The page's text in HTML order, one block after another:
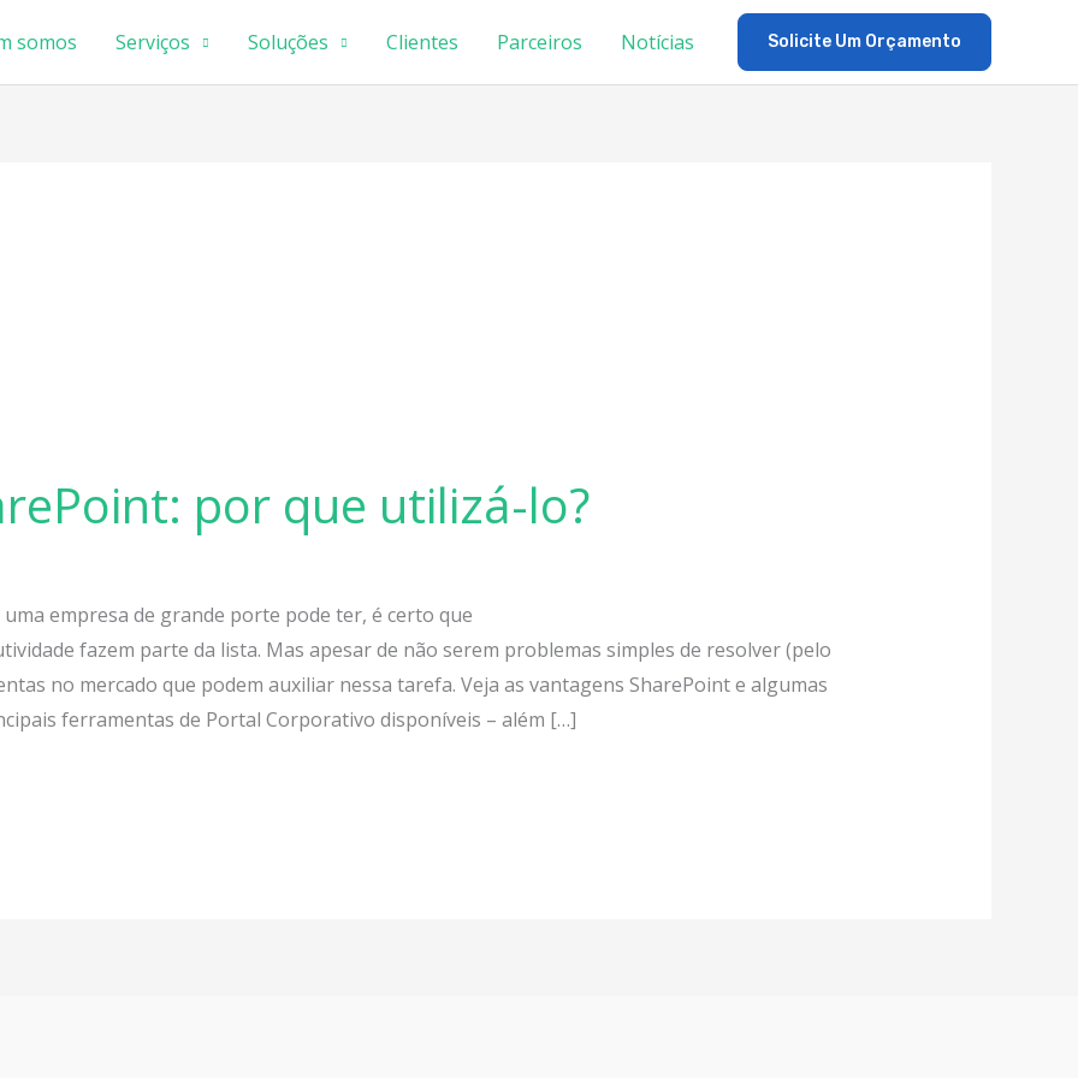
somos Serviços Soluções Clientes Parceiros Notícias Solicite Um Orçamento
por que utilizá-lo?
empresa de grande porte pode ter, é certo que
fazem parte da lista. Mas apesar de não serem problemas simples de resolver (pelo
no mercado que podem auxiliar nessa tarefa. Veja as vantagens SharePoint e algumas
ferramentas de Portal Corporativo disponíveis – além […]